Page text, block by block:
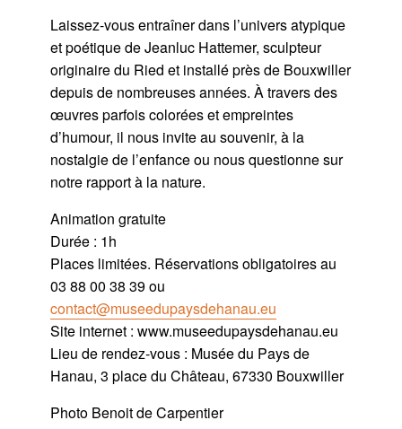
Laissez-vous entraîner dans l’univers atypique
et poétique de Jeanluc Hattemer, sculpteur
originaire du Ried et installé près de Bouxwiller
depuis de nombreuses années. À travers des
œuvres parfois colorées et empreintes
d’humour, il nous invite au souvenir, à la
nostalgie de l’enfance ou nous questionne sur
notre rapport à la nature.
Animation gratuite
Durée : 1h
Places limitées. Réservations obligatoires au
03 88 00 38 39 ou
contact@museedupaysdehanau.eu
Site internet : www.museedupaysdehanau.eu
Lieu de rendez-vous : Musée du Pays de
Hanau, 3 place du Château, 67330 Bouxwiller
Photo Benoit de Carpentier